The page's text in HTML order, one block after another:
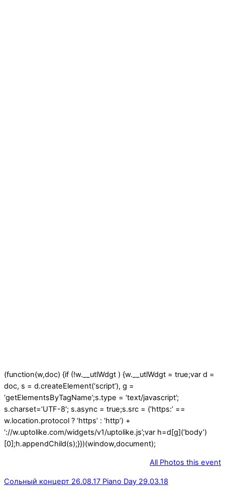
(function(w,doc) {if (!w.__utlWdgt ) {w.__utlWdgt = true;var d =
doc, s = d.createElement(‘script’), g =
‘getElementsByTagName’;s.type = ‘text/javascript’;
s.charset=’UTF-8′; s.async = true;s.src = (‘https:’ ==
w.location.protocol ? ‘https’ : ‘http’) +
‘://w.uptolike.com/widgets/v1/uptolike.js’;var h=d[g](‘body’)
[0];h.appendChild(s);}})(window,document);
All Photos this event
Сольный концерт 26.08.17 Piano Day 29.03.18